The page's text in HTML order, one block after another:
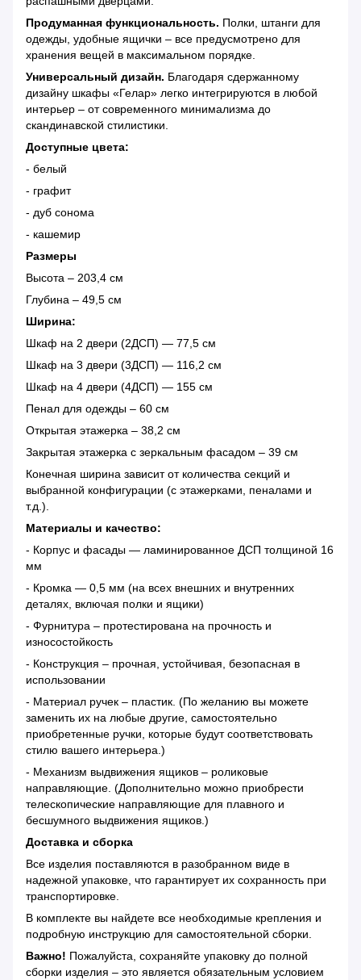
Продуманная функциональность. Полки, штанги для
одежды, удобные ящички – все предусмотрено для
хранения вещей в максимальном порядке.
Универсальный дизайн. Благодаря сдержанному
дизайну шкафы «Гелар» легко интегрируются в любой
интерьер – от современного минимализма до
скандинавской стилистики.
Доступные цвета:
- белый
- графит
- дуб сонома
- кашемир
Размеры
Высота – 203,4 см
Глубина – 49,5 см
Ширина:
Шкаф на 2 двери (2ДСП) — 77,5 см
Шкаф на 3 двери (3ДСП) — 116,2 см
Шкаф на 4 двери (4ДСП) — 155 см
Пенал для одежды – 60 см
Открытая этажерка – 38,2 см
Закрытая этажерка с зеркальным фасадом – 39 см
Конечная ширина зависит от количества секций и
выбранной конфигурации (с этажерками, пеналами и
т.д.).
Материалы и качество:
- Корпус и фасады — ламинированное ДСП толщиной 16
мм
- Кромка — 0,5 мм (на всех внешних и внутренних
деталях, включая полки и ящики)
- Фурнитура – протестирована на прочность и
износостойкость
- Конструкция – прочная, устойчивая, безопасная в
использовании
- Материал ручек – пластик. (По желанию вы можете
заменить их на любые другие, самостоятельно
приобретенные ручки, которые будут соответствовать
стилю вашего интерьера.)
- Механизм выдвижения ящиков – роликовые
направляющие. (Дополнительно можно приобрести
телескопические направляющие для плавного и
бесшумного выдвижения ящиков.)
Доставка и сборка
Все изделия поставляются в разобранном виде в
надежной упаковке, что гарантирует их сохранность при
транспортировке.
В комплекте вы найдете все необходимые крепления и
подробную инструкцию для самостоятельной сборки.
Важно! Пожалуйста, сохраняйте упаковку до полной
сборки изделия – это является обязательным условием